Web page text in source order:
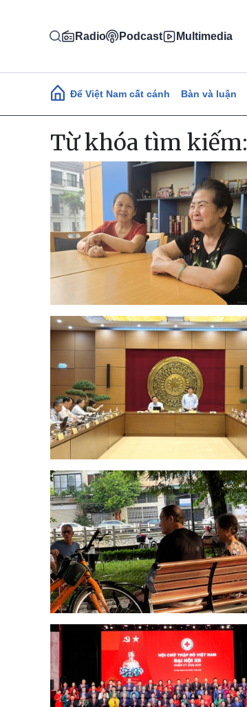
Radio Podcast Multimedia
Main navigation
Để Việt Nam cất cánh Bàn và luận
Từ khóa tìm kiếm: